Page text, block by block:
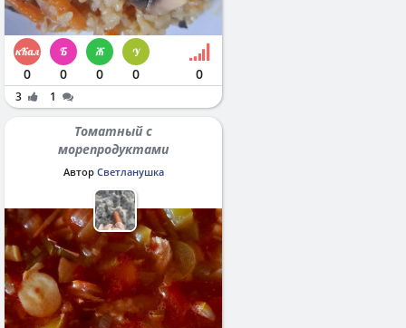
0 0 0 0 0
3 1
Томатный с
морепродуктами
Автор Светланушка